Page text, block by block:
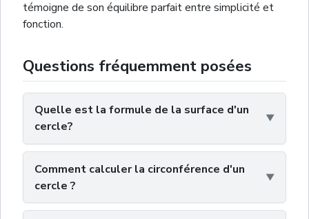
témoigne de son équilibre parfait entre simplicité et
fonction.
Questions fréquemment posées
Quelle est la formule de la surface d'un
cercle?
Comment calculer la circonférence d'un
cercle ?